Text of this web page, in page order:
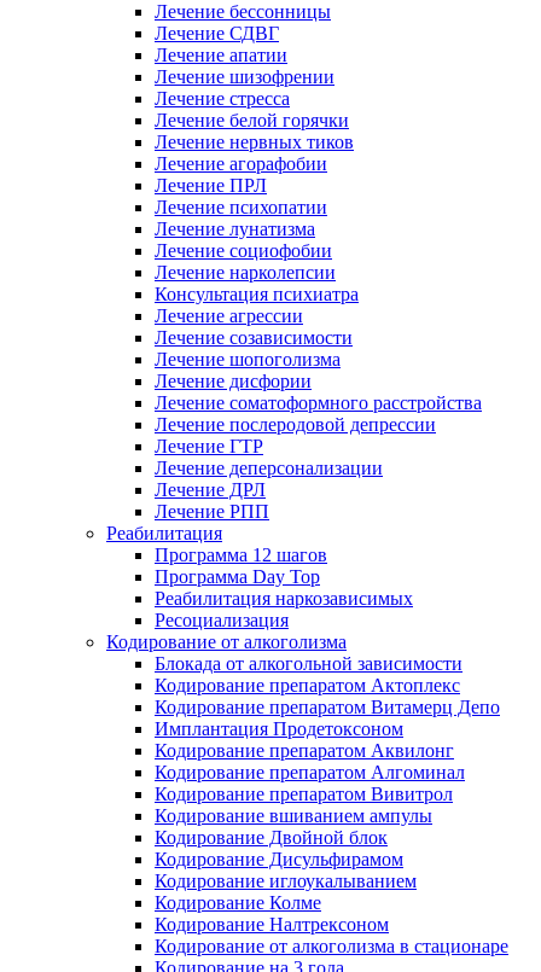
Лечение бессонницы
Лечение СДВГ
Лечение апатии
Лечение шизофрении
Лечение стресса
Лечение белой горячки
Лечение нервных тиков
Лечение агорафобии
Лечение ПРЛ
Лечение психопатии
Лечение лунатизма
Лечение социофобии
Лечение нарколепсии
Консультация психиатра
Лечение агрессии
Лечение созависимости
Лечение шопоголизма
Лечение дисфории
Лечение соматоформного расстройства
Лечение послеродовой депрессии
Лечение ГТР
Лечение деперсонализации
Лечение ДРЛ
Лечение РПП
Реабилитация
Программа 12 шагов
Программа Day Top
Реабилитация наркозависимых
Ресоциализация
Кодирование от алкоголизма
Блокада от алкогольной зависимости
Кодирование препаратом Актоплекс
Кодирование препаратом Витамерц Депо
Имплантация Продетоксоном
Кодирование препаратом Аквилонг
Кодирование препаратом Алгоминал
Кодирование препаратом Вивитрол
Кодирование вшиванием ампулы
Кодирование Двойной блок
Кодирование Дисульфирамом
Кодирование иглоукалыванием
Кодирование Колме
Кодирование Налтрексоном
Кодирование от алкоголизма в стационаре